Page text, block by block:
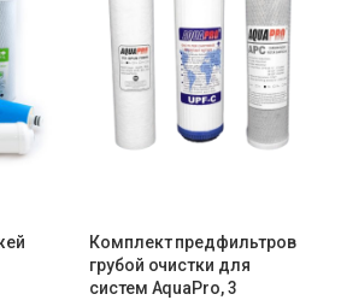
Комплект предфильтров
грубой очистки для
систем AquaPro, 3